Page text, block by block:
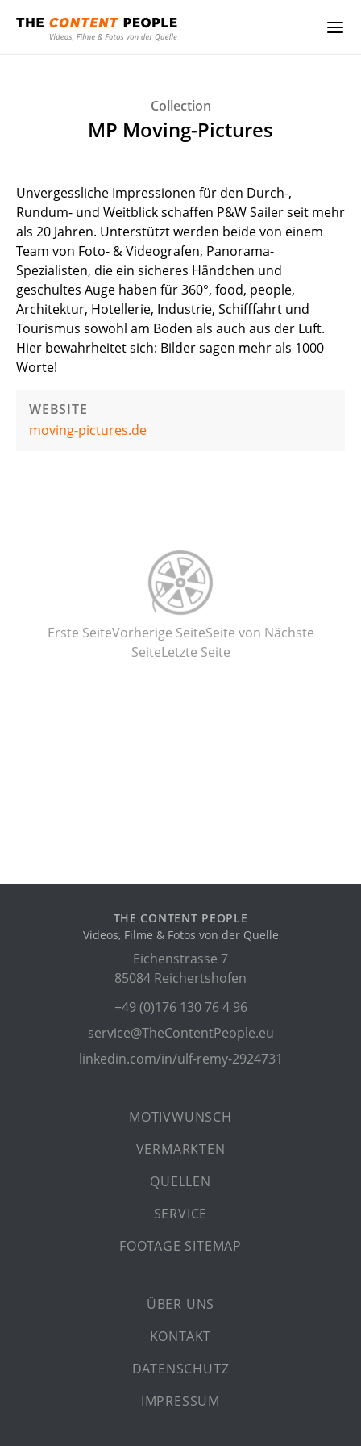
Collection
MP Moving-Pictures
WEBSITE
moving-pictures.de
Unvergessliche Impressionen für den Durch-,
Rundum- und Weitblick schaffen P&W Sailer seit mehr
als 20 Jahren. Unterstützt werden beide von einem
Team von Foto- & Videografen, Panorama-
Spezialisten, die ein sicheres Händchen und
geschultes Auge haben für 360°, food, people,
Architektur, Hotellerie, Industrie, Schifffahrt und
Tourismus sowohl am Boden als auch aus der Luft.
Hier bewahrheitet sich: Bilder sagen mehr als 1000
Worte!
Erste SeiteVorherige SeiteSeite von Nächste
SeiteLetzte Seite
THE CONTENT PEOPLE
Videos, Filme & Fotos von der Quelle
Eichenstrasse 7
85084 Reichertshofen
+49 (0)176 130 76 4 96
service@TheContentPeople.eu
linkedin.com/in/ulf-remy-2924731
MOTIVWUNSCH
VERMARKTEN
QUELLEN
SERVICE
FOOTAGE SITEMAP
ÜBER UNS
KONTAKT
DATENSCHUTZ
IMPRESSUM